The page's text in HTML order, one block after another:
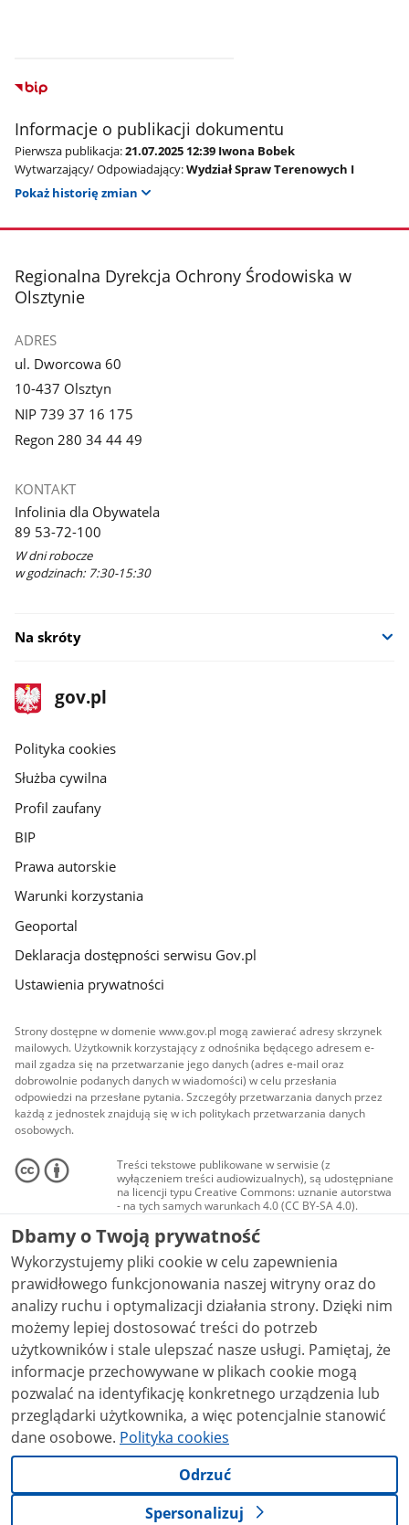
Informacje o publikacji dokumentu
Pierwsza publikacja:21.07.2025 12:39 Iwona Bobek
Wytwarzający/ Odpowiadający:Wydział Spraw Terenowych I
Pokaż historię zmian
stopka
Regionalna Dyrekcja Ochrony Środowiska w
Olsztynie
ADRES
ul. Dworcowa 60
10-437 Olsztyn
NIP 739 37 16 175
Regon 280 34 44 49
KONTAKT
Infolinia dla Obywatela
89 53-72-100
W dni robocze
w godzinach: 7:30-15:30
Na skróty
stopka
gov.pl
Strona
gov.pl
gov.pl
Polityka cookies
Służba cywilna
Profil zaufany
BIP
Prawa autorskie
Warunki korzystania
Geoportal
Deklaracja dostępności serwisu Gov.pl
Ustawienia prywatności
Strony dostępne w domenie www.gov.pl mogą zawierać adresy skrzynek
mailowych. Użytkownik korzystający z odnośnika będącego adresem e-
mail zgadza się na przetwarzanie jego danych (adres e-mail oraz
dobrowolnie podanych danych w wiadomości) w celu przesłania
odpowiedzi na przesłane pytania. Szczegóły przetwarzania danych przez
każdą z jednostek znajdują się w ich politykach przetwarzania danych
osobowych.
Treści tekstowe publikowane w serwisie (z
wyłączeniem treści audiowizualnych), są udostępniane
na licencji typu Creative Commons: uznanie autorstwa
- na tych samych warunkach 4.0 (CC BY-SA 4.0).
Materiały audiowizualne, w tym zdjęcia, materiały
audio i wideo, są udostępniane na licencji typu
Creative Commons: uznanie autorstwa użycie
niekomercyjne - bez utworów zależnych 4.0 (CC BY-
NC-ND 4.0), o ile nie jest to stwierdzone inaczej.
Dbamy o Twoją prywatność
Wykorzystujemy pliki cookie w celu zapewnienia
prawidłowego funkcjonowania naszej witryny oraz do
analizy ruchu i optymalizacji działania strony. Dzięki nim
możemy lepiej dostosować treści do potrzeb
użytkowników i stale ulepszać nasze usługi. Pamiętaj, że
informacje przechowywane w plikach cookie mogą
pozwalać na identyfikację konkretnego urządzenia lub
przeglądarki użytkownika, a więc potencjalnie stanowić
dane osobowe. Polityka cookies
Odrzuć
Spersonalizuj